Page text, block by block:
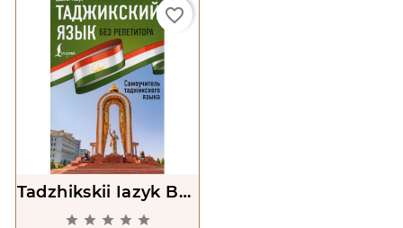
Tadzhikskii Iazyk Bez
Repetitora [Tajik
    
favorite_border